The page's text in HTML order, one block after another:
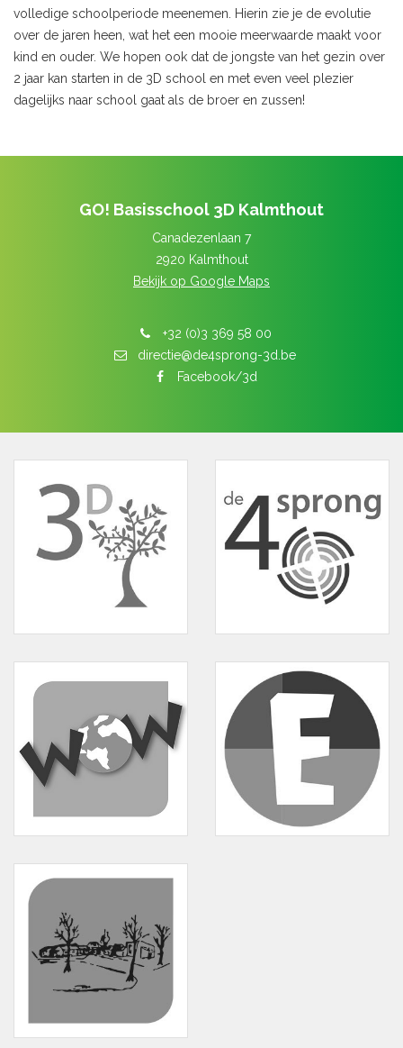
volledige schoolperiode meenemen. Hierin zie je de evolutie
over de jaren heen, wat het een mooie meerwaarde maakt voor
kind en ouder. We hopen ook dat de jongste van het gezin over
2 jaar kan starten in de 3D school en met even veel plezier
dagelijks naar school gaat als de broer en zussen!
GO! Basisschool 3D Kalmthout
Canadezenlaan 7
2920 Kalmthout
Bekijk op Google Maps
+32 (0)3 369 58 00
directie@de4sprong-3d.be
Facebook/3d